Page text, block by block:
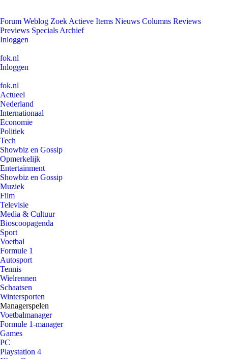
Forum Weblog Zoek Actieve Items Nieuws Columns Reviews
Previews Specials Archief
Inloggen
fok.nl
Inloggen
fok.nl
Actueel
Nederland
Internationaal
Economie
Politiek
Tech
Showbiz en Gossip
Opmerkelijk
Entertainment
Showbiz en Gossip
Muziek
Film
Televisie
Media & Cultuur
Bioscoopagenda
Sport
Voetbal
Formule 1
Autosport
Tennis
Wielrennen
Schaatsen
Wintersporten
Managerspelen
Voetbalmanager
Formule 1-manager
Games
PC
Playstation 4